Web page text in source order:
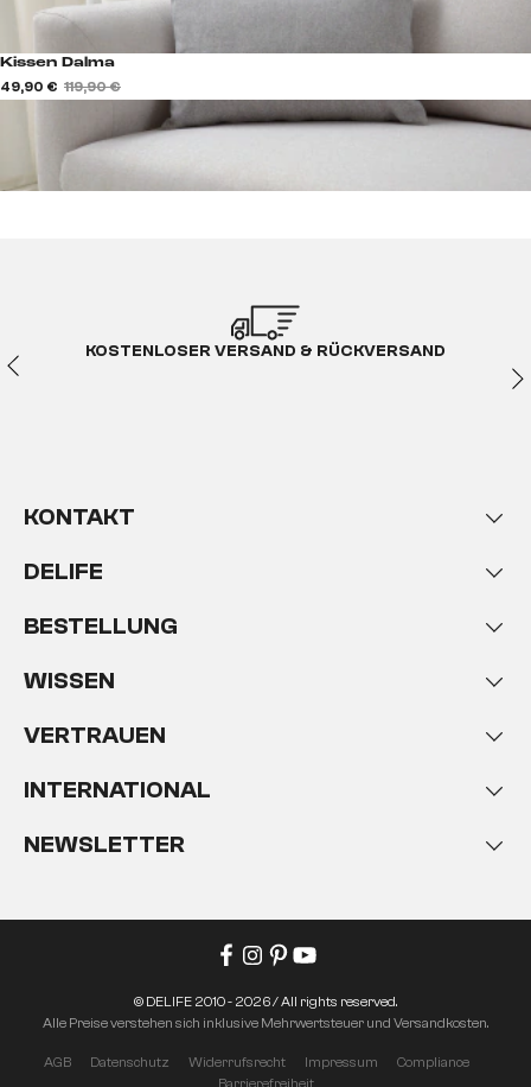
Kissen Dalma
49,90 € 119,90 €
KOSTENLOSER VERSAND & RÜCKVERSAND
KONTAKT
DELIFE
BESTELLUNG
WISSEN
VERTRAUEN
INTERNATIONAL
NEWSLETTER
AGB Datenschutz Widerrufsrecht Impressum
Compliance
© DELIFE 2010 - 2026 / All rights reserved.
Alle Preise verstehen sich inklusive Mehrwertsteuer und Versandkosten.